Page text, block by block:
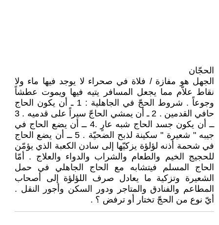
الحجّان
الجهل هو مفازة / فلاة في صحراء لا يوجد فيها ماء ولا
نقاط علاّم مما يجعل المسافر يتيه فيها ويموت عطشاً
وجوعاً . شروط الحجّ في الجاهلية : 1 ـ أن يكون الحاج
حافي القدمين . 2 ـ أن يمشي الحاجّ سيراً على قدميه . 3
ــ أن يكون جسد الحاج شبه عارٍ .4 ــ أن يضع الحاج في
جيبه " شعيرة " سكينة لذبح الضحيّة . 5 ــ أن يضع الحاج
في شحمة أذنه لؤلؤة يزكيّها إلى سادن الكعبة الذي يؤمّن
للحجيج الخيم والطعام والشراب والدواء والعلاج . أمّا
الحاج المسلم فيتشابه مع الحاج الجاهلي في حمل
الشعيرة وتزكية ما يعادل صرف اللؤلؤة إلى أصحاب
المطاعم والفنادق والمتاجر ودور السكن وأجور النقل .
أيّ نوع من الحجّ تختار أو ترفض ؟ .